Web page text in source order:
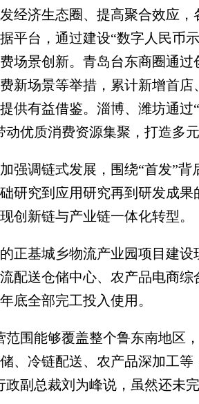
济生态圈、提高聚合效应，
平台，通过建设“数字人民币
场景创新。青岛台东商圈通
新场景等举措，累计新增首
供有益借鉴。淄博、潍坊通过
动优质消费资源集聚，打造多元
调链式发展，围绕“首发”背
研究到应用研究再到研发成
创新链与产业链一体化转型。
基城乡物流产业园项目建设
配送仓储中心、农产品电商
底全部完工投入使用。
能够覆盖整个鲁东南地区，
、冷链配送、农产品深加工
政副总裁刘为峰说，虽然还未